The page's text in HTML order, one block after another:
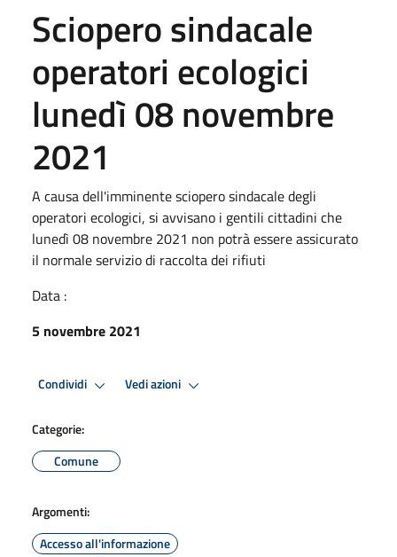
Sciopero sindacale
operatori ecologici
lunedì 08 novembre
2021
A causa dell'imminente sciopero sindacale degli
operatori ecologici, si avvisano i gentili cittadini che
lunedì 08 novembre 2021 non potrà essere assicurato
il normale servizio di raccolta dei rifiuti
Data :
5 novembre 2021
Condividi Vedi azioni
Categorie:
Comune
Argomenti:
Accesso all'informazione